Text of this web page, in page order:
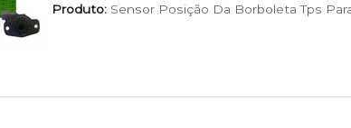
Produto:Sensor Posição Da Borboleta Tps